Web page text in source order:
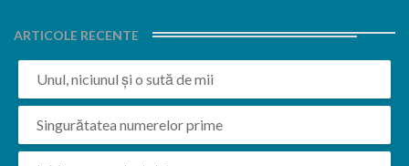
ARTICOLE RECENTE
Unul, niciunul și o sută de mii
Singurătatea numerelor prime